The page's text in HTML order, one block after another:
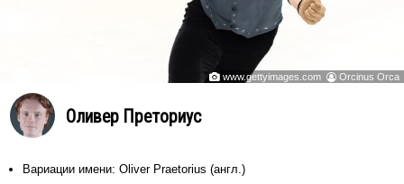
 www.gettyimages.com  Orcinus Orca
Оливер Преториус
Вариации имени: Oliver Praetorius (англ.)